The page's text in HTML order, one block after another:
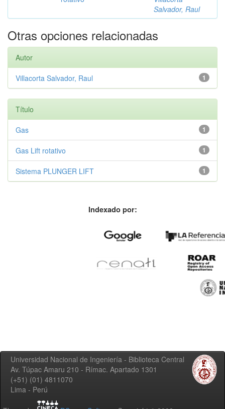
Salvador, Raul
Otras opciones relacionadas
Autor
1
Villacorta Salvador, Raul
Título
1
Gas
1
Gas Lift rotativo
1
Sistema PLUNGER LIFT
Indexado por:
Universidad Nacional de Ingeniería - Biblioteca Central
Av. Túpac Amaru 210 - Rímac. Apartado 1301
(+51) (01) 4811070
Lima - Perú